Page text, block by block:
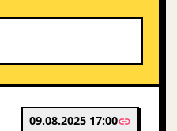
09.08.2025 17:00